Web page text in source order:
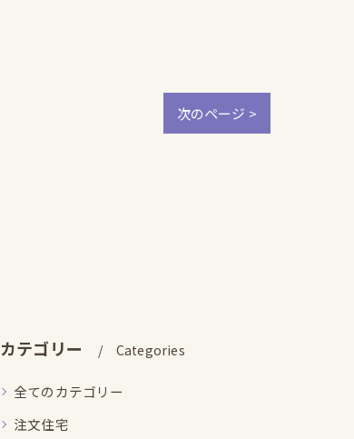
次のページ >
カテゴリー Categories
全てのカテゴリー
注文住宅